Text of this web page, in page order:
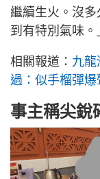
繼續生火。沒
到有特別氣味。
相關報道： 九龍
過：似手榴彈
事主稱尖銳